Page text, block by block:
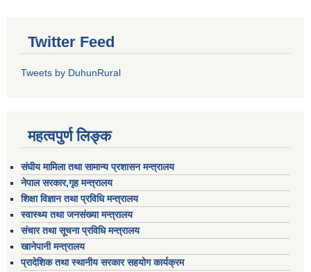
Twitter Feed
Tweets by DuhunRural
महत्वपुर्ण लिङ्क
संघीय मामिला तथा सामान्य प्रशासन मन्त्रालय
नेपाल सरकार,गृह मन्त्रालय
शिक्षा विज्ञान तथा प्रविधि मन्त्रालय
स्वास्थ्य तथा जनसंख्या मन्त्रालय
संचार तथा सूचना प्रविधि मन्त्रालय
खानेपानी मन्त्रालय
प्रादेशिक तथा स्थानीय सरकार सहयोग कार्यक्रम